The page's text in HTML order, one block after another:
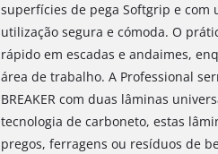
superfícies de pega Softgrip e
utilização segura e cómoda. O
rápido em escadas e andaimes,
área de trabalho. A Professional
BREAKER com duas lâminas
tecnologia de carboneto, estas
pregos, ferragens ou resíduos de